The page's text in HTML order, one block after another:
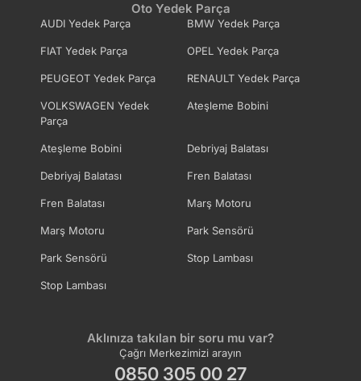
Oto Yedek Parça
AUDI Yedek Parça BMW Yedek Parça
FIAT Yedek Parça OPEL Yedek Parça
PEUGEOT Yedek Parça RENAULT Yedek Parça
VOLKSWAGEN Yedek
Parça
Ateşleme Bobini
Ateşleme Bobini Debriyaj Balatası
Debriyaj Balatası Fren Balatası
Fren Balatası Marş Motoru
Marş Motoru Park Sensörü
Park Sensörü Stop Lambası
Stop Lambası
Aklınıza takılan bir soru mu var?
Çağrı Merkezimizi arayın
0850 305 00 27